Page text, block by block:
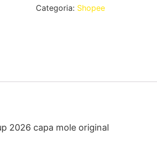
Categoria: Shopee
2026 capa mole original